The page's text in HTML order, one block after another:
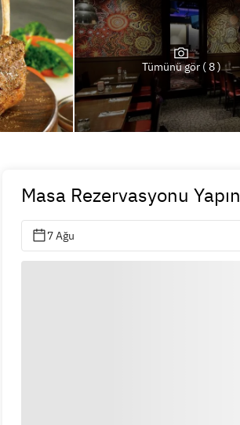
Tümünü gör ( 8 )
Masa Rezervasyonu Yapın
7 Ağu